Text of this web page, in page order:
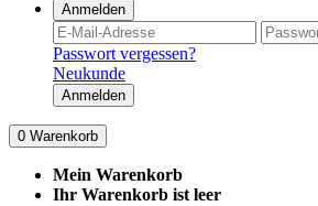
Anmelden
Passwort vergessen?
Neukunde
Anmelden
0 Warenkorb
Mein Warenkorb
Ihr Warenkorb ist leer